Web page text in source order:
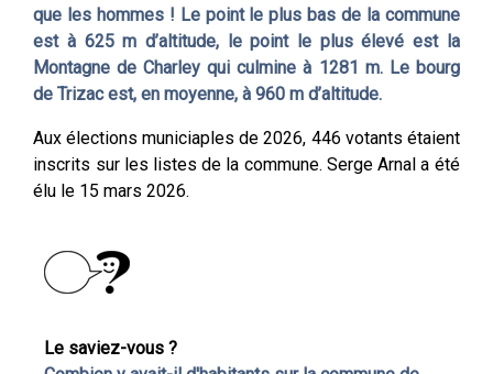
que les hommes ! Le point le plus bas de la commune
est à 625 m d’altitude, le point le plus élevé est la
Montagne de Charley qui culmine à 1281 m. Le bourg
de Trizac est, en moyenne, à 960 m d’altitude.
Aux élections municiaples de 2026, 446 votants étaient
inscrits sur les listes de la commune. Serge Arnal a été
élu le 15 mars 2026.
Le saviez-vous ?